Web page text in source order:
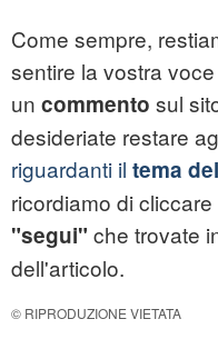
Come sempre,
sentire la vostra
un commento sul
desideriate restare
riguardanti il tema
ricordiamo di
"segui" che trovate
dell'articolo.
© RIPRODUZIONE VIETATA